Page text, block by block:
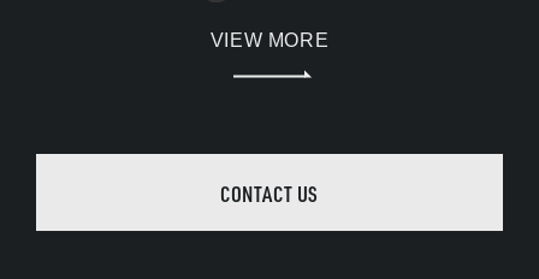
VIEW MORE
CONTACT US